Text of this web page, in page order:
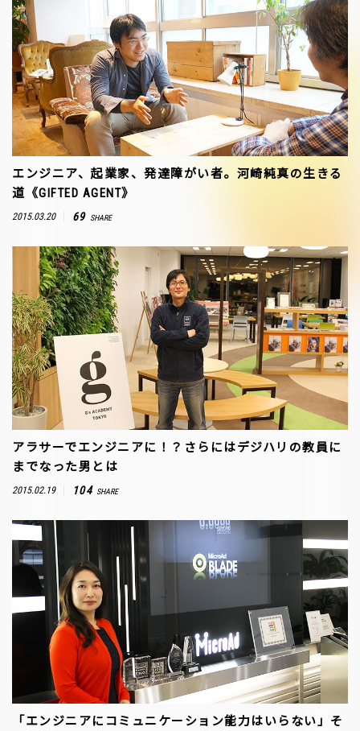
エンジニア、起業家、発達障がい者。河崎純真の生きる
道《GIFTED AGENT》
2015.03.20 69 SHARE
アラサーでエンジニアに！？さらにはデジハリの教員に
までなった男とは
2015.02.19 104 SHARE
「エンジニアにコミュニケーション能力はいらない」そ